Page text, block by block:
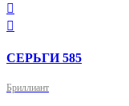


СЕРЬГИ 585
Бриллиант